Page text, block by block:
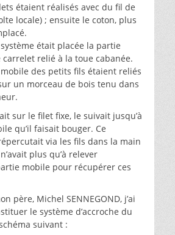
étaient réalisés avec du fil de
locale) ; ensuite le coton, plus
était placée la partie
relié à la toue cabanée.
des petits fils étaient reliés
un morceau de bois tenu dans
sur le filet fixe, le suivait jusqu’à
qu’il faisait bouger. Ce
via les fils dans la main
plus qu’à relever
mobile pour récupérer ces
père, Michel SENNEGOND, j’ai
le système d’accroche du
suivant :